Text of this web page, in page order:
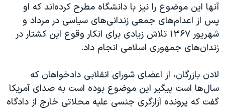
آنها این موضوع را نیز با دانشگاه مطرح کرده‌اند که او
پس از اعدام‌های جمعی زندانی‌های سیاسی در مرداد و
شهریور ۱۳۶۷ تلاش‌ زیادی برای انکار وقوع این کشتار در
زندان‌های جمهوری اسلامی انجام داد.
لادن بازرگان، از اعضای شورای انقلابی دادخواهان که
سال‌ها است پیگیر این موضوع بوده است به صدای آمریکا
گفت که پرونده آزارگری جنسی علیه محلاتی خارج از دادگاه